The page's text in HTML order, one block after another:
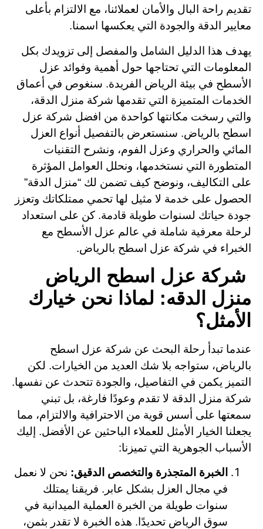
تقديم راحة البال والأمان لعملائنا، مع الالتزام بأعلى
معايير الدقة والجودة التي يعكسها اسمنا.
يهدف هذا الدليل الشامل والمفصل إلى تزويدك بكل
المعلومات التي تحتاجها حول أهمية وفوائد عزل
الأسطح في بيئة الرياض الفريدة. سنغوص في أعماق
الخدمات المتميزة التي تقدمها شركة منزل الدقة،
والتي رسخت مكانتها كواحدة من افضل شركة عزل
اسطح بالرياض. سنستعرض بالتفصيل أنواع العزل
المائي والحراري وعزل الفوم، ونشرح التقنيات
المتطورة التي نستخدمها، ونحلل العوامل المؤثرة
على التكاليف، ونوضح كيف تضمن لك “منزل الدقة”
الحصول على خدمة لا مثيل لها تحمي ممتلكاتك وتعزز
جودة حياتك لسنوات طويلة قادمة. كن على استعداد
لرحلة معرفية شاملة في عالم عزل الأسطح مع
الخبراء في شركة عزل اسطح بالرياض.
شركة عزل اسطح الرياض
منزل الدقه: لماذا نحن خيارك
الأمثل؟
عندما تبدأ رحلة البحث عن شركة عزل اسطح
بالرياض، ستواجه بلا شك العديد من الخيارات. لكن
التميز يكمن في التفاصيل، والجودة تتحدث عن نفسها.
شركة منزل الدقة لا تقدم وعودًا فارغة، بل تبني
سمعتها على أسس قوية من الاحترافية والالتزام، مما
يجعلنا الخيار الأمثل للعملاء الباحثين عن الأفضل. إليك
الأسباب الجوهرية التي تميزنا:
الخبرة المتجذرة والتخصص الدقيق: نحن لا نعمل
في مجال العزل بشكل عابر. فريقنا يمتلك
سنوات طويلة من الخبرة العملية الميدانية في
سوق الرياض تحديدًا. هذه الخبرة لا تقدر بثمن،